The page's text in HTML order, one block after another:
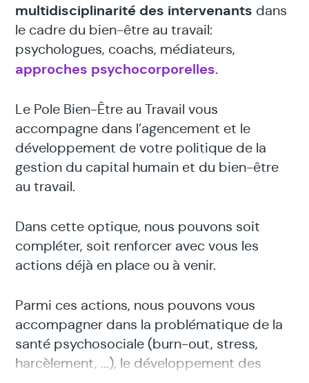
multidisciplinarité des intervenants dans
le cadre du bien-être au travail:
psychologues, coachs, médiateurs,
approches psychocorporelles.
Le Pole Bien-Être au Travail vous
accompagne dans l’agencement et le
développement de votre politique de la
gestion du capital humain et du bien-être
au travail.
Dans cette optique, nous pouvons soit
compléter, soit renforcer avec vous les
actions déjà en place ou à venir.
Parmi ces actions, nous pouvons vous
accompagner dans la problématique de la
santé psychosociale (burn-out, stress,
harcèlement, ...), le développement des